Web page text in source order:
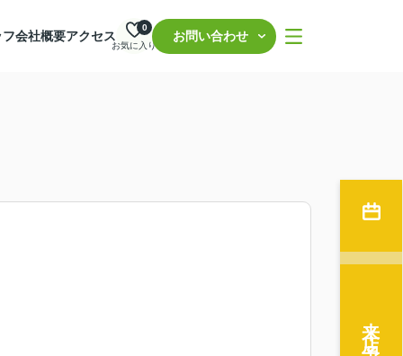
会社概要アクセス
お気に入り
0
お問い合わせ
来店予約